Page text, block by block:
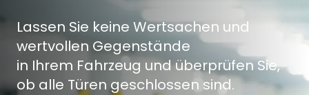
Reservierung
Sicherheit
Lassen Sie keine Wertsachen und
wertvollen Gegenstände
in Ihrem Fahrzeug und überprüfen Sie,
ob alle Türen geschlossen sind.